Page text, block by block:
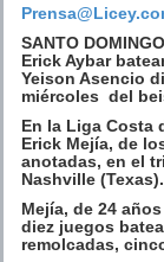
SANTO
Erick Aybar
Yeison Asencio
miércoles del
En la Liga Costa
Erick Mejía, de
anotadas, en el
Nashville (Texas).
Mejía, de 24
diez juegos
remolcadas,